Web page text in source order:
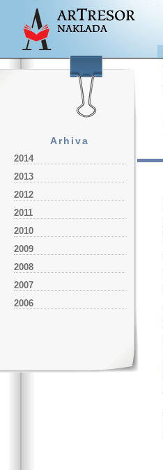
Arhiva
2014
2013
2012
2011
2010
2009
2008
2007
2006